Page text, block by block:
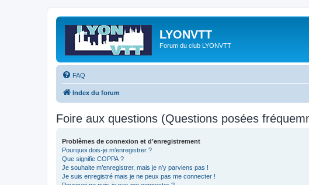
LYONVTT
Forum du club LYONVTT
FAQ
Index du forum
Foire aux questions (Questions posées
Problèmes de connexion et d’enregistrement
Pourquoi dois-je m’enregistrer ?
Que signifie COPPA ?
Je souhaite m’enregistrer, mais je n’y parviens pas !
Je suis enregistré mais je ne peux pas me connecter !